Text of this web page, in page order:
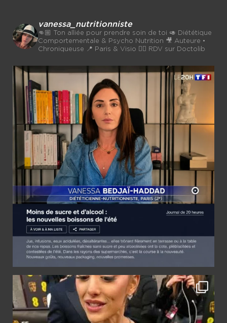
vanessa_nutritionniste
👊🏼 Ton alliée pour prendre soin de toi 🥑 Diététique
Comportementale & Psycho Nutrition 🎥 Auteure •
Chroniqueuse 📍 Paris & Visio 👉🏼 RDV sur Doctolib